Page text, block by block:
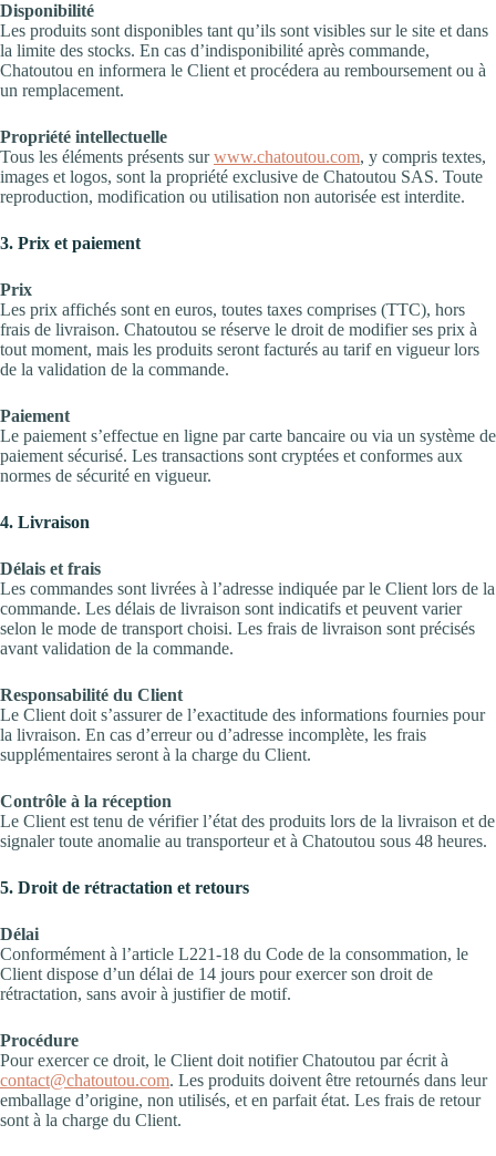
Disponibilité
Les produits sont disponibles tant qu’ils sont visibles sur le site et dans
la limite des stocks. En cas d’indisponibilité après commande,
Chatoutou en informera le Client et procédera au remboursement ou à
un remplacement.
Propriété intellectuelle
Tous les éléments présents surwww.chatoutou.com, y compris textes,
images et logos, sont la propriété exclusive de Chatoutou SAS. Toute
reproduction, modification ou utilisation non autorisée est interdite.
3. Prix et paiement
Prix
Les prix affichés sont en euros, toutes taxes comprises (TTC), hors
frais de livraison. Chatoutou se réserve le droit de modifier ses prix à
tout moment, mais les produits seront facturés au tarif en vigueur lors
de la validation de la commande.
Paiement
Le paiement s’effectue en ligne par carte bancaire ou via un système de
paiement sécurisé. Les transactions sont cryptées et conformes aux
normes de sécurité en vigueur.
4. Livraison
Délais et frais
Les commandes sont livrées à l’adresse indiquée par le Client lors de la
commande. Les délais de livraison sont indicatifs et peuvent varier
selon le mode de transport choisi. Les frais de livraison sont précisés
avant validation de la commande.
Responsabilité du Client
Le Client doit s’assurer de l’exactitude des informations fournies pour
la livraison. En cas d’erreur ou d’adresse incomplète, les frais
supplémentaires seront à la charge du Client.
Contrôle à la réception
Le Client est tenu de vérifier l’état des produits lors de la livraison et de
signaler toute anomalie au transporteur et à Chatoutou sous 48 heures.
5. Droit de rétractation et retours
Délai
Conformément à l’article L221-18 du Code de la consommation, le
Client dispose d’un délai de 14 jours pour exercer son droit de
rétractation, sans avoir à justifier de motif.
Procédure
Pour exercer ce droit, le Client doit notifier Chatoutou par écrit à
contact@chatoutou.com. Les produits doivent être retournés dans leur
emballage d’origine, non utilisés, et en parfait état. Les frais de retour
sont à la charge du Client.